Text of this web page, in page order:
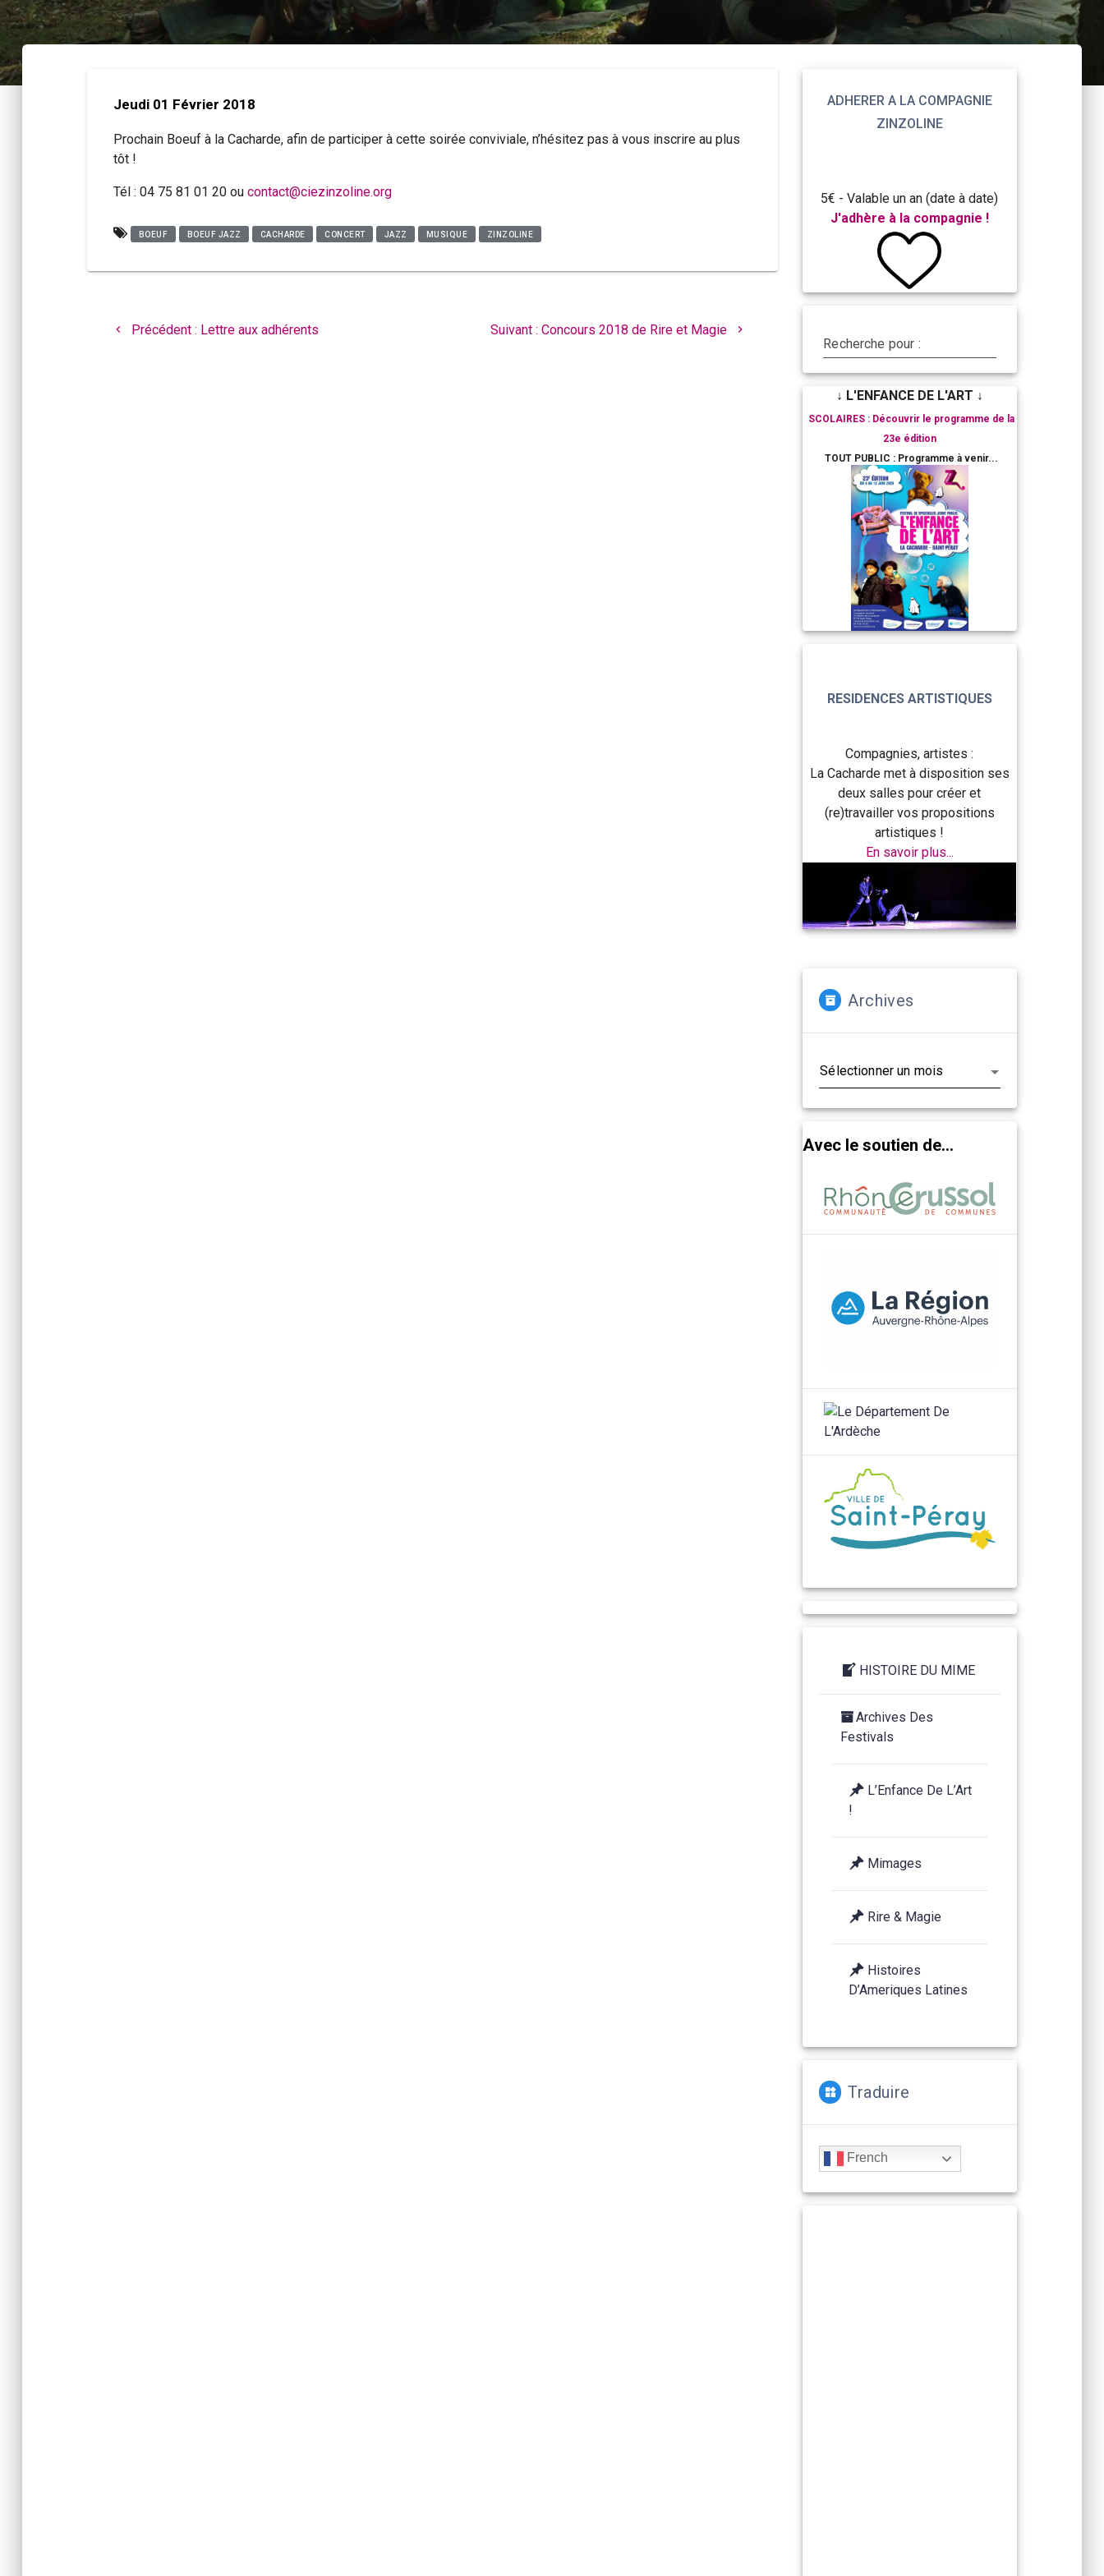
Jeudi 01 Février 2018
Prochain Boeuf à la Cacharde, afin de participer à cette soirée conviviale, n’hésitez pas à vous inscrire au plus
tôt !
Tél : 04 75 81 01 20 oucontact@ciezinzoline.org
BOEUF BOEUF JAZZ CACHARDE CONCERT JAZZ MUSIQUE ZINZOLINE
Précédent : Article
Lettre aux adhérents Suivant : Article
Concours 2018 de Rire et Magie
ADHERER A LA COMPAGNIE
ZINZOLINE
5€ - Valable un an (date à date)
J'adhère à la compagnie !
Recherche pour :
↓ L'ENFANCE DE L'ART ↓
SCOLAIRES : Découvrir le programme de la
23e édition
TOUT PUBLIC : Programme à venir...
RESIDENCES ARTISTIQUES
Compagnies, artistes :
La Cacharde met à disposition ses
deux salles pour créer et
(re)travailler vos propositions
artistiques !
En savoir plus...
Archives
Avec le soutien de...
HISTOIRE DU MIME
Archives Des
Festivals
L’Enfance De L’Art
!
Mimages
Rire & Magie
Histoires
D’Ameriques Latines
Traduire
French